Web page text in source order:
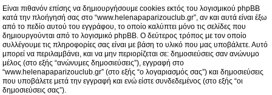
Είναι πιθανόν επίσης να δημιουργήσουμε cookies εκτός του λογισμικού phpBB
κατά την πλοήγησή σας στο “www.helenapaparizouclub.gr”, αν και αυτά είναι έξω
από το πεδίο αυτού του εγγράφου, το οποίο καλύπτει μόνο τις σελίδες που
δημιουργούνται από το λογισμικό phpBB. Ο δεύτερος τρόπος με τον οποίο
συλλέγουμε τις πληροφορίες σας είναι με βάση το υλικό που μας υποβάλετε. Αυτό
μπορεί να περιλαμβάνει, και να μην περιορίζεται σε: δημοσιεύσεις σαν ανώνυμο
μέλος (στο εξής “ανώνυμες δημοσιεύσεις”), εγγραφή στο
“www.helenapaparizouclub.gr” (στο εξής “ο λογαριασμός σας”) και δημοσιεύσεις
που υποβάλετε μετά την εγγραφή και ενώ είστε συνδεδεμένος (στο εξής “οι
δημοσιεύσεις σας”).